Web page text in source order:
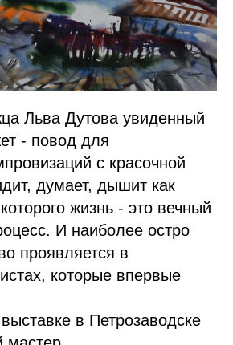
Льва Дутова увиденный
- повод для
с красочной
думает, дышит как
жизнь - это вечный
И наиболее остро
проявляется в
которые впервые
в Петрозаводске